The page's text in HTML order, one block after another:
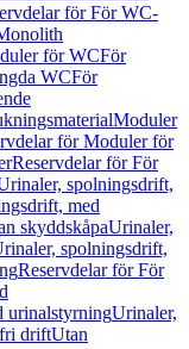
för För WC-
för WCFör
WCFör
Moduler
för Moduler för
Reservdelar för För
spolningsdrift,
med
skyddskåpaUrinaler,
spolningsdrift,
Reservdelar för För
urinalstyrningUrinaler,
driftUtan